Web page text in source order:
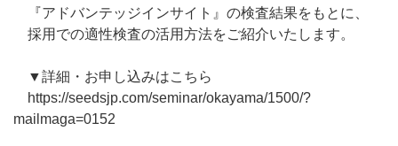
『アドバンテッジインサイト』の検査結果をもとに、
採用での適性検査の活用方法をご紹介いたします。
▼詳細・お申し込みはこちら
https://seedsjp.com/seminar/okayama/1500/?
mailmaga=0152